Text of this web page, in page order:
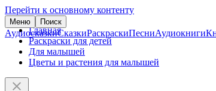
Перейти к основному контенту
Меню Поиск
АудиосказкиСказкиРаскраскиПесниАудиокниги
Главная
Раскраски для детей
Для малышей
Цветы и растения для малышей